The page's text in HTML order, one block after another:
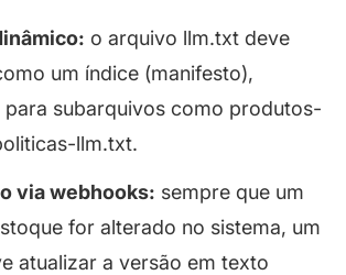
o arquivo llm.txt deve
um índice (manifesto),
para subarquivos como produtos-
llm.txt.
via webhooks: sempre que um
for alterado no sistema, um
atualizar a versão em texto